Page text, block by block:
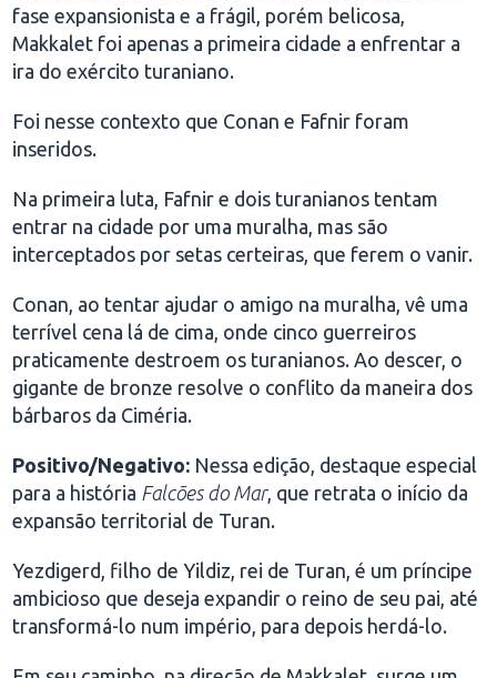
fase expansionista e a frágil, porém belicosa,
Makkalet foi apenas a primeira cidade a enfrentar a
ira do exército turaniano.
Foi nesse contexto que Conan e Fafnir foram
inseridos.
Na primeira luta, Fafnir e dois turanianos tentam
entrar na cidade por uma muralha, mas são
interceptados por setas certeiras, que ferem o vanir.
Conan, ao tentar ajudar o amigo na muralha, vê uma
terrível cena lá de cima, onde cinco guerreiros
praticamente destroem os turanianos. Ao descer, o
gigante de bronze resolve o conflito da maneira dos
bárbaros da Ciméria.
Positivo/Negativo: Nessa edição, destaque especial
para a história Falcões do Mar, que retrata o início da
expansão territorial de Turan.
Yezdigerd, filho de Yildiz, rei de Turan, é um príncipe
ambicioso que deseja expandir o reino de seu pai, até
transformá-lo num império, para depois herdá-lo.